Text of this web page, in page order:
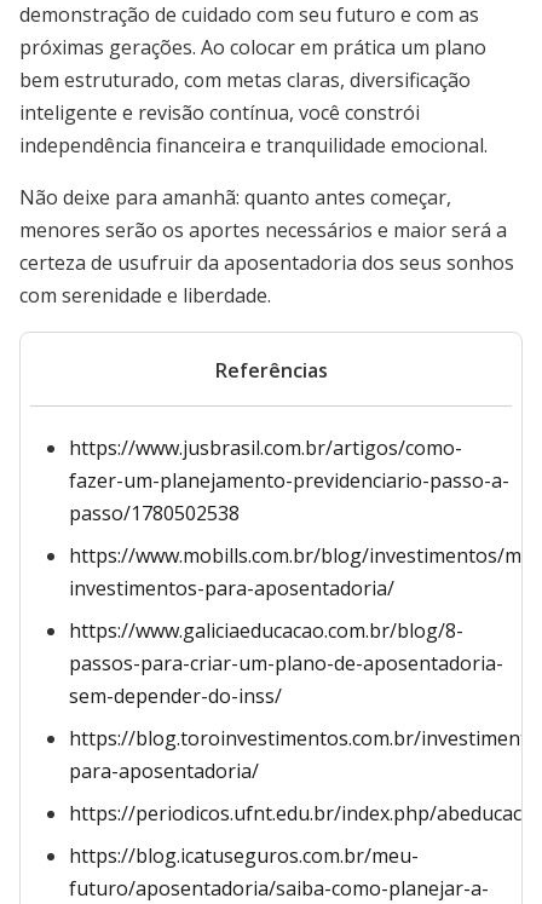
demonstração de cuidado com seu futuro e com as
próximas gerações. Ao colocar em prática um plano
bem estruturado, com metas claras, diversificação
inteligente e revisão contínua, você constrói
independência financeira e tranquilidade emocional.
Não deixe para amanhã: quanto antes começar,
menores serão os aportes necessários e maior será a
certeza de usufruir da aposentadoria dos seus sonhos
com serenidade e liberdade.
Referências
https://www.jusbrasil.com.br/artigos/como-
fazer-um-planejamento-previdenciario-passo-a-
passo/1780502538
https://www.mobills.com.br/blog/investimentos/
investimentos-para-aposentadoria/
https://www.galiciaeducacao.com.br/blog/8-
passos-para-criar-um-plano-de-aposentadoria-
sem-depender-do-inss/
https://blog.toroinvestimentos.com.br/
para-aposentadoria/
https://periodicos.ufnt.edu.br/index.php/
https://blog.icatuseguros.com.br/meu-
futuro/aposentadoria/saiba-como-planejar-a-